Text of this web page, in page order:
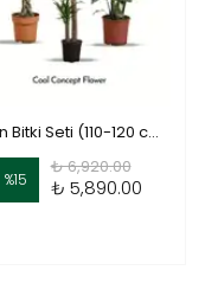
Salon Bitki Seti (110-120 cm pachira/90-100 cm ikili yuka/ 90-100 cm üç köklü starliçe- bitki sulama spreyi)
%15
₺ 6,920.00
₺ 5,890.00